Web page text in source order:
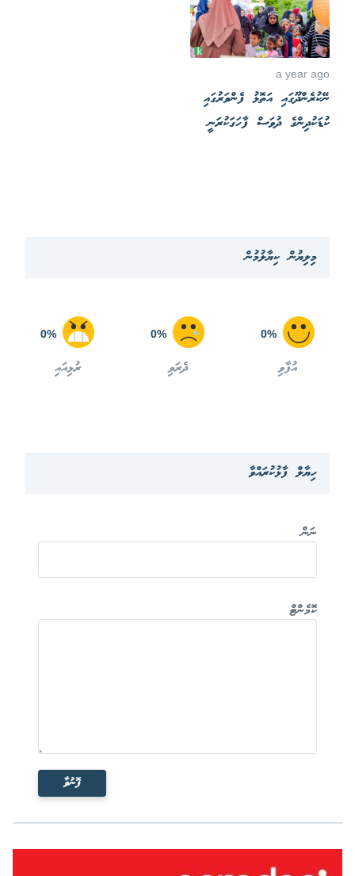
a year ago
ނޭކުރެންދޫގައި އަތޮޅު ފެންވަރުގައި
ކުޑަކުދިންގެ ދުވަސް ފާހަގަކުރަނީ
މިލިޔުން ކިޔާލުމުން
0%
އުފާވި
0%
ދެރަވި
0%
ރުޅިއައި
ހިޔާލް ފާޅުކުރައްވާ
ނަން
ކޮމެންޓް
ފޮނުވާ